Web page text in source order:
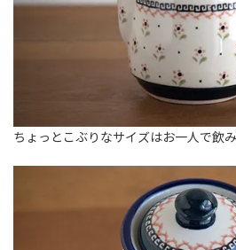
ちょっとこぶりなサイズはお一人で飲